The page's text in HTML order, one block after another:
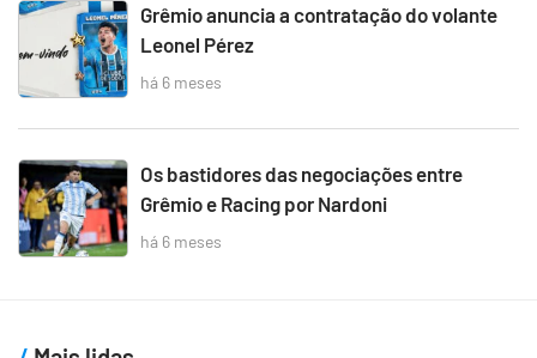
Grêmio anuncia a contratação do volante
Leonel Pérez
há 6 meses
Os bastidores das negociações entre
Grêmio e Racing por Nardoni
há 6 meses